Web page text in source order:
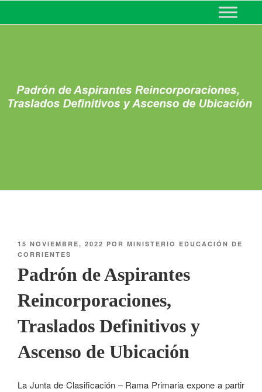
MINISTERIO DE EDUCACIÓN
DE CORRIENTES
15 NOVIEMBRE, 2022 POR MINISTERIO EDUCACIÓN DE
CORRIENTES
Padrón de Aspirantes
Reincorporaciones,
Traslados Definitivos y
Ascenso de Ubicación
La Junta de Clasificación – Rama Primaria expone a partir